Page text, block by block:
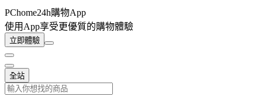
PChome24h購物App
使用App享受更優質的購物體驗
立即體驗
全站